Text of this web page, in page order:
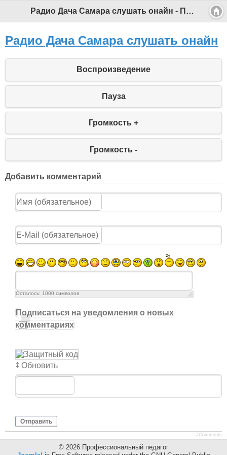
Радио Дача Самара слушать онайн - Профессиональный педагог
Радио Дача Самара слушать онайн
Воспроизведение
Пауза
Громкость +
Громкость -
Добавить комментарий
Осталось: 1000 символов
Подписаться на уведомления о новых
комментариях
Обновить
Отправить
JComments
© 2026 Профессиональный педагог